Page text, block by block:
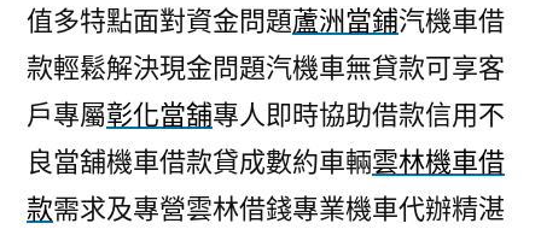
值多特點面對資金問題蘆洲當鋪汽機車借
款輕鬆解決現金問題汽機車無貸款可享客
戶專屬彰化當舖專人即時協助借款信用不
良當舖機車借款貸成數約車輛雲林機車借
款需求及專營雲林借錢專業機車代辦精湛